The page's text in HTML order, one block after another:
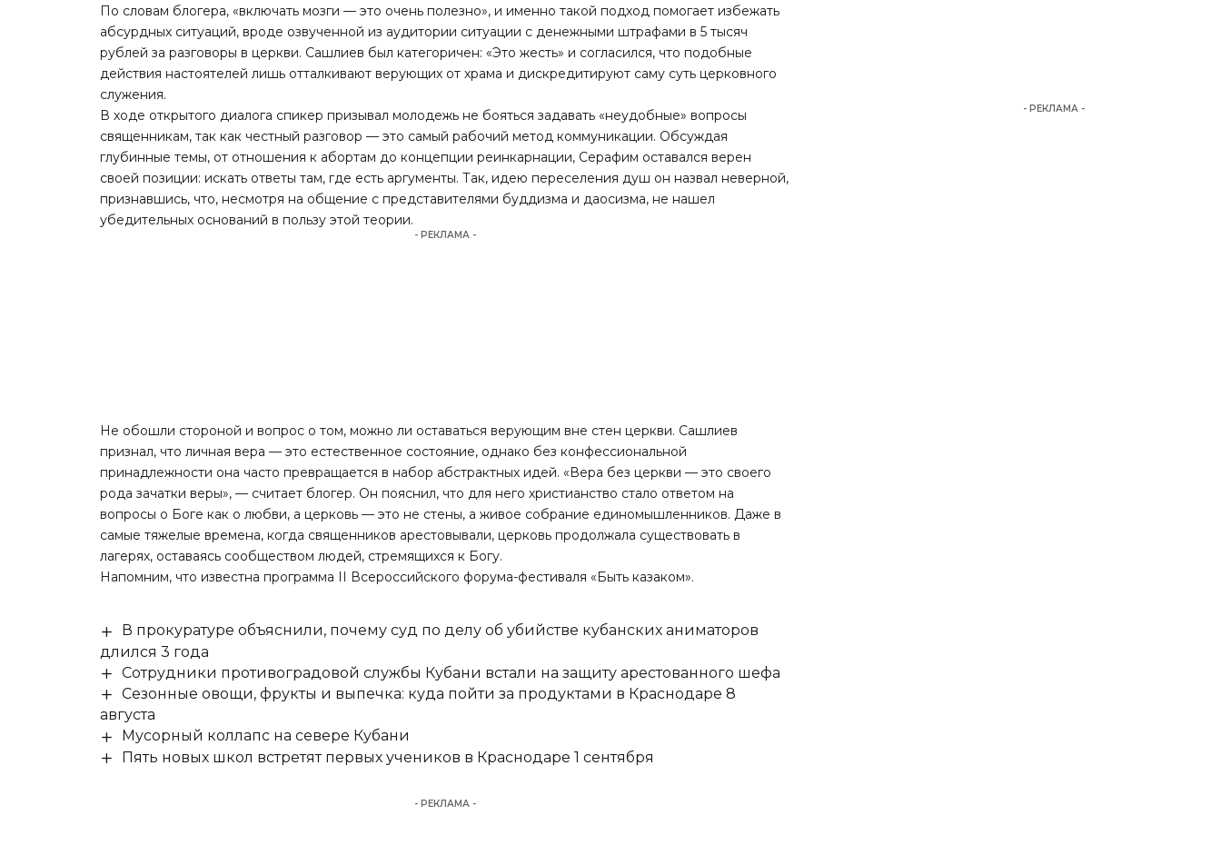
По словам блогера, «включать мозги — это очень полезно», и именно такой подход помогает избежать
абсурдных ситуаций, вроде озвученной из аудитории ситуации с денежными штрафами в 5 тысяч
рублей за разговоры в церкви. Сашлиев был категоричен: «Это жесть» и согласился, что подобные
действия настоятелей лишь отталкивают верующих от храма и дискредитируют саму суть церковного
служения.
В ходе открытого диалога спикер призывал молодежь не бояться задавать «неудобные» вопросы
священникам, так как честный разговор — это самый рабочий метод коммуникации. Обсуждая
глубинные темы, от отношения к абортам до концепции реинкарнации, Серафим оставался верен
своей позиции: искать ответы там, где есть аргументы. Так, идею переселения душ он назвал неверной,
признавшись, что, несмотря на общение с представителями буддизма и даосизма, не нашел
убедительных оснований в пользу этой теории.
- РЕКЛАМА -
Не обошли стороной и вопрос о том, можно ли оставаться верующим вне стен церкви. Сашлиев
признал, что личная вера — это естественное состояние, однако без конфессиональной
принадлежности она часто превращается в набор абстрактных идей. «Вера без церкви — это своего
рода зачатки веры», — считает блогер. Он пояснил, что для него христианство стало ответом на
вопросы о Боге как о любви, а церковь — это не стены, а живое собрание единомышленников. Даже в
самые тяжелые времена, когда священников арестовывали, церковь продолжала существовать в
лагерях, оставаясь сообществом людей, стремящихся к Богу.
Напомним, что известна программа II Всероссийского форума-фестиваля «Быть казаком».
В прокуратуре объяснили, почему суд по делу об убийстве кубанских аниматоров
длился 3 года
Сотрудники противоградовой службы Кубани встали на защиту арестованного шефа
Сезонные овощи, фрукты и выпечка: куда пойти за продуктами в Краснодаре 8
августа
Мусорный коллапс на севере Кубани
Пять новых школ встретят первых учеников в Краснодаре 1 сентября
- РЕКЛАМА -
- РЕКЛАМА -